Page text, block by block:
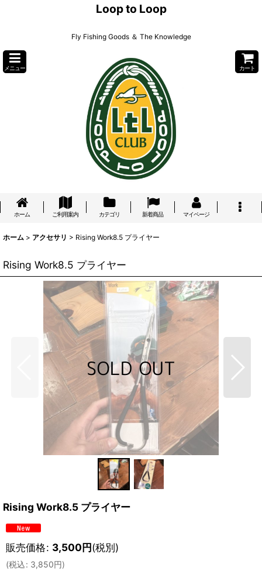
Loop to Loop
Fly Fishing Goods ＆ The Knowledge
メニュー カート
ホーム ご利用案内 カテゴリ 新着商品 マイページ
ホーム > アクセサリ > Rising Work8.5 プライヤー
Rising Work8.5 プライヤー
Rising Work8.5 プライヤー
販売価格: 3,500円(税別)
(税込: 3,850円)